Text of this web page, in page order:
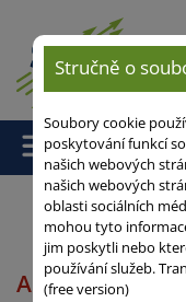
Domů/Hrách setý /
ASTRONAUTE
Stručně o
Soubory cookie
poskytování funkcí
našich webových
našich webových
oblasti sociálních
mohou tyto
jim poskytli nebo
používání služeb.
(free version)